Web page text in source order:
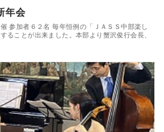
年会
参加者６２名 毎年恒例の「ＪＡＳＳ中部楽し
ることが出来ました。本部より蟹沢俊行会長、